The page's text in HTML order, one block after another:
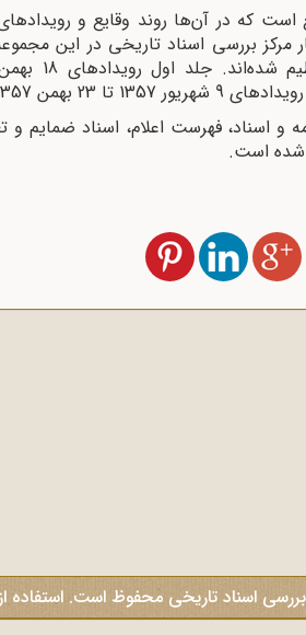
است که در آن‌ها روند وقایع و
23 بهمن 1357 است.
اسناد، فهرست اعلام، اسناد ضمایم و
شده است.
بررسی اسناد تاریخی محفوظ است. استفاده